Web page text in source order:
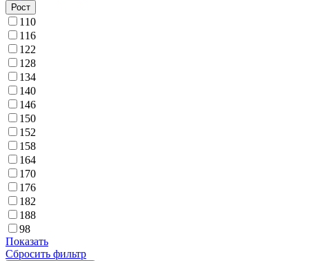
Рост
110
116
122
128
134
140
146
150
152
158
164
170
176
182
188
98
Показать
Сбросить фильтр